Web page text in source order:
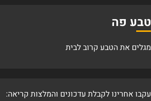
טבע פה
מגלים את הטבע קרוב לבית
עקבו אחרינו לקבלת עדכונים והמלצות קריאה: